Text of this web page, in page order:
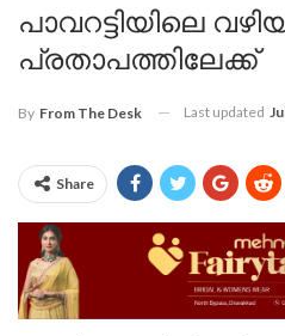
പാവറട്ടിയിലെ
പ്രതാപത്തിലേക്ക്
By From The Desk Last updated
Share